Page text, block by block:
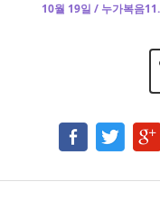
10월 19일 / 누가복음